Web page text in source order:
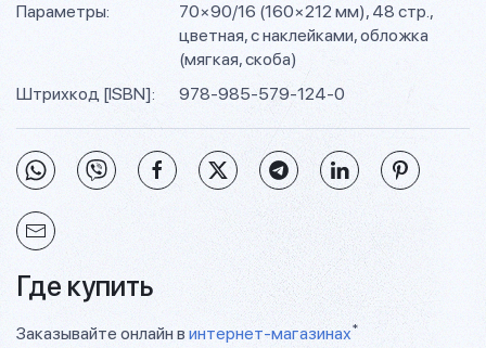
Параметры:
70×90/16 (160×212 мм), 48 стр.,
цветная, с наклейками, обложка
(мягкая, скоба)
Штрихкод [ISBN]:
978-985-579-124-0
Где купить
Заказывайте онлайн в интернет-магазинах*